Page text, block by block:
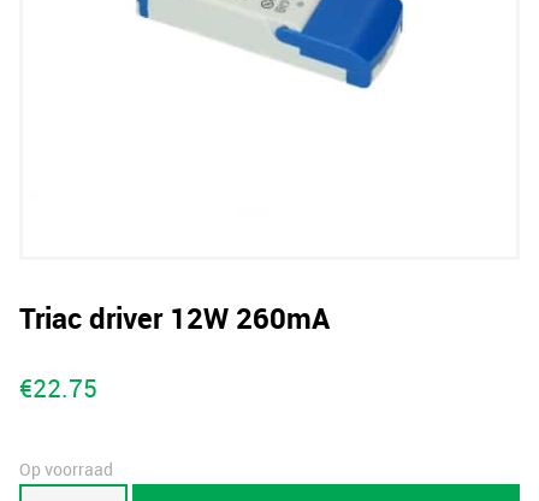
Triac driver 12W 260mA
€22.75
Op voorraad